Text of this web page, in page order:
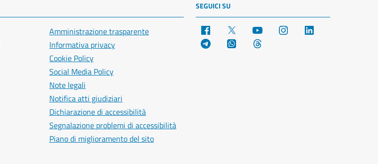
Amministrazione trasparente
Informativa privacy
Cookie Policy
Social Media Policy
Note legali
Notifica atti giudiziari
Dichiarazione di accessibilità
Segnalazione problemi di accessibilità
Piano di miglioramento del sito
SEGUICI SU
Facebook YouTube Instagram
Telegram WhatsApp